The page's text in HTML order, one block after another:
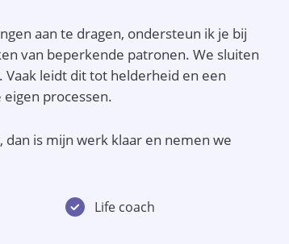
aan te dragen, ondersteun ik je bij
van beperkende patronen. We sluiten
leidt dit tot helderheid en een
processen.
is mijn werk klaar en nemen we
Life coach